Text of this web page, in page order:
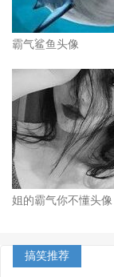
霸气鲨鱼头像
姐的霸气你不懂头像
搞笑推荐